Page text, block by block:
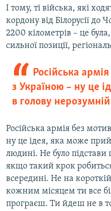
І тому, ті війська, які
кордону від Білорусії до
2200 кілометрів – це
сильної позиції,
Російська
з Україною – ну це
в голову
Російська армія без
ну це ідея, яка може
людині. Не було
якщо такий крок
всередині. Не на короткій
кожним місяцем ти все
програєш. Ти йдеш не в